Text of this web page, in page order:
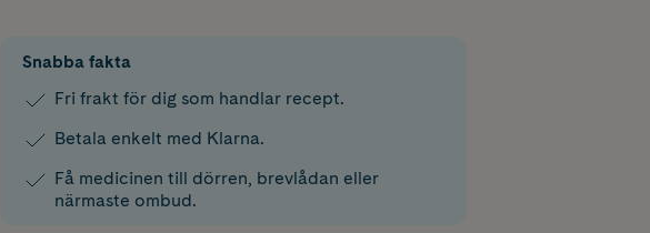
Snabba fakta
Fri frakt för dig som handlar recept.
Betala enkelt med Klarna.
Få medicinen till dörren, brevlådan eller
närmaste ombud.